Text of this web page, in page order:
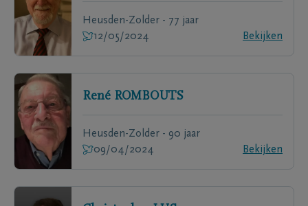
Heusden-Zolder - 77 jaar
12/05/2024
Bekijken
René ROMBOUTS
Heusden-Zolder - 90 jaar
09/04/2024
Bekijken